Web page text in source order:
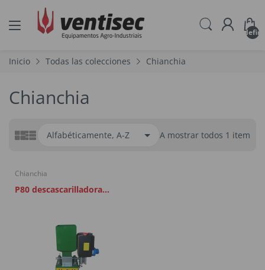
Inicio Todas las colecciones Chianchia
Chianchia
A mostrar todos 1 item
Chianchia
P80 descascarilladora